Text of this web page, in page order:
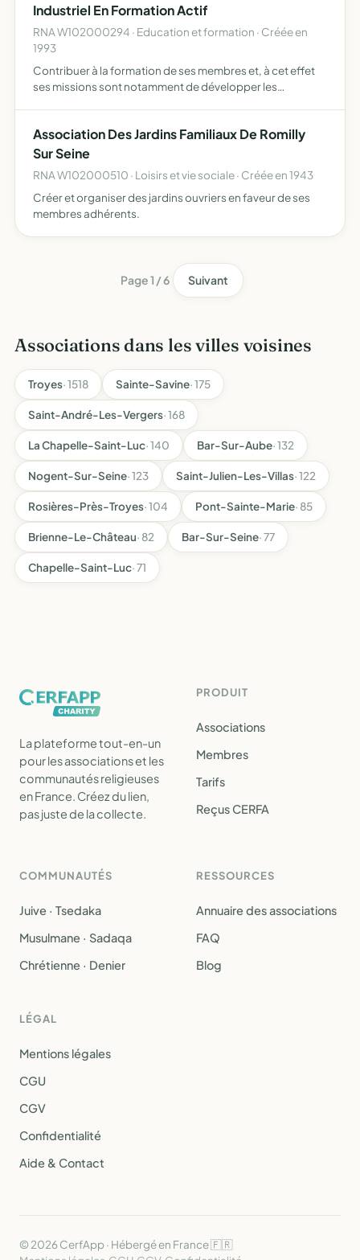
Industriel En Formation Actif
RNA W102000294 · Education et formation · Créée en
1993
Contribuer à la formation de ses membres et, à cet effet
ses missions sont notamment de développer les
memb…
Association Des Jardins Familiaux De Romilly
Sur Seine
RNA W102000510 · Loisirs et vie sociale · Créée en 1943
Créer et organiser des jardins ouvriers en faveur de ses
membres adhérents.
Page 1 / 6 Suivant
Associations dans les villes voisines
Troyes· 1518 Sainte-Savine· 175
Saint-André-Les-Vergers· 168
La Chapelle-Saint-Luc· 140 Bar-Sur-Aube· 132
Nogent-Sur-Seine· 123 Saint-Julien-Les-Villas· 122
Rosières-Près-Troyes· 104 Pont-Sainte-Marie· 85
Brienne-Le-Château· 82 Bar-Sur-Seine· 77
Chapelle-Saint-Luc· 71
La plateforme tout-en-un
pour les associations et les
communautés religieuses
en France. Créez du lien,
pas juste de la collecte.
PRODUIT
Associations
Membres
Tarifs
Reçus CERFA
COMMUNAUTÉS
Juive · Tsedaka
Musulmane · Sadaqa
Chrétienne · Denier
RESSOURCES
Annuaire des associations
FAQ
Blog
LÉGAL
Mentions légales
CGU
CGV
Confidentialité
Aide & Contact
© 2026 CerfApp · Hébergé en France 🇫🇷